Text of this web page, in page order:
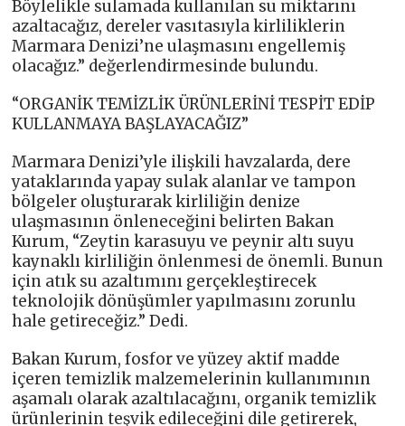
Böylelikle sulamada kullanılan su miktarını
azaltacağız, dereler vasıtasıyla kirliliklerin
Marmara Denizi’ne ulaşmasını engellemiş
olacağız.” değerlendirmesinde bulundu.
“ORGANİK TEMİZLİK ÜRÜNLERİNİ TESPİT EDİP
KULLANMAYA BAŞLAYACAĞIZ”
Marmara Denizi’yle ilişkili havzalarda, dere
yataklarında yapay sulak alanlar ve tampon
bölgeler oluşturarak kirliliğin denize
ulaşmasının önleneceğini belirten Bakan
Kurum, “Zeytin karasuyu ve peynir altı suyu
kaynaklı kirliliğin önlenmesi de önemli. Bunun
için atık su azaltımını gerçekleştirecek
teknolojik dönüşümler yapılmasını zorunlu
hale getireceğiz.” Dedi.
Bakan Kurum, fosfor ve yüzey aktif madde
içeren temizlik malzemelerinin kullanımının
aşamalı olarak azaltılacağını, organik temizlik
ürünlerinin teşvik edileceğini dile getirerek,